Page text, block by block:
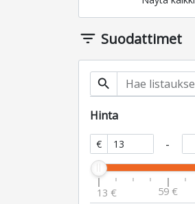
filter_list Suodattimet
search
Hinta
€ -
13 € 59 €